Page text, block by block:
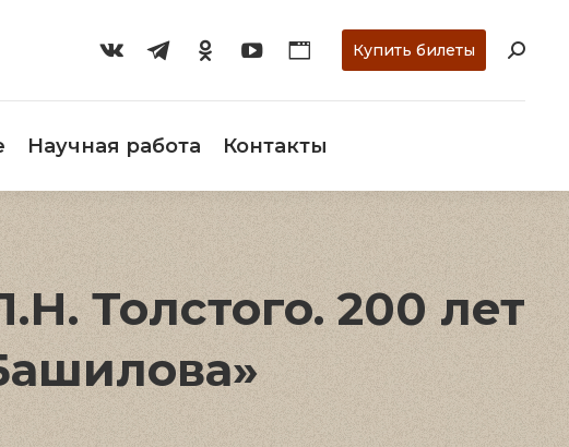
Купить билеты
Научная работа Контакты
Толстого. 200 лет
О музее Научная работа Контакты